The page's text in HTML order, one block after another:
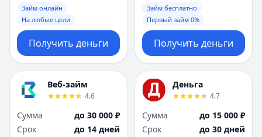
Займ онлайн
На любые цели
Получить деньги
Займ бесплатно
Первый займ 0%
Получить деньги
Веб-займ
4.6
Сумма
до 30 000 ₽
Срок
до 14 дней
Деньга
4.7
Сумма
до 15 000 ₽
Срок
до 30 дней